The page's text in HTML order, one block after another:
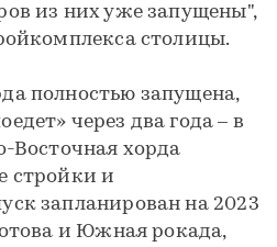
из них уже запущены",
столицы.
полностью запущена,
через два года – в
Восточная хорда
стройки и
запланирован на 2023
и Южная рокада,